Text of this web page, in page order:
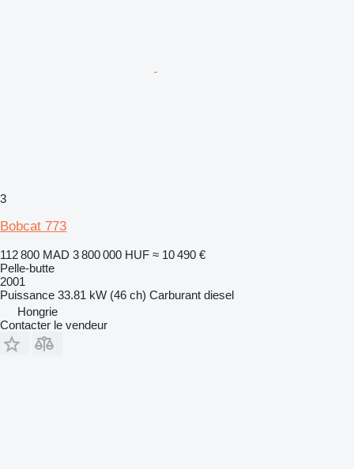
3
Bobcat 773
112 800 MAD 3 800 000 HUF ≈ 10 490 €
Pelle-butte
2001
Puissance 33.81 kW (46 ch) Carburant diesel
Hongrie
Contacter le vendeur